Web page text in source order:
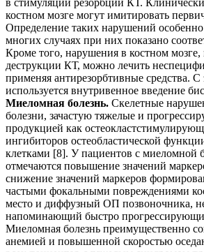
костном мозге могут имитировать
Определение таких нарушений
многих случаях при них показано
Кроме того, нарушения в костном
деструкции КТ, можно лечить
применяя антирезорбтивные средства.
используется внутривенное введение
Миеломная болезнь. Скелетные
болезни, зачастую тяжелые и
продукцией как
ингибиторов остеобластической
клетками [8]. У пациентов с миеломной
отмечаются повышение значений
снижение значений маркеров
частыми фокальными повреждениями
место и диффузный ОП позвоночника,
напоминающий быстро
Миеломная болезнь преимущественно
анемией и повышенной скоростью